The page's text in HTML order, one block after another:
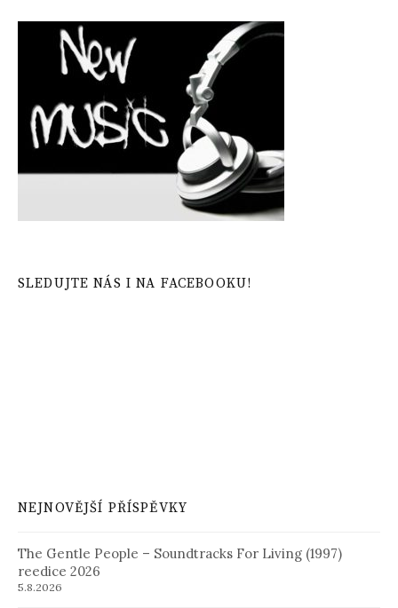
SLEDUJTE NÁS I NA FACEBOOKU!
NEJNOVĚJŠÍ PŘÍSPĚVKY
The Gentle People – Soundtracks For Living (1997)
reedice 2026
5.8.2026